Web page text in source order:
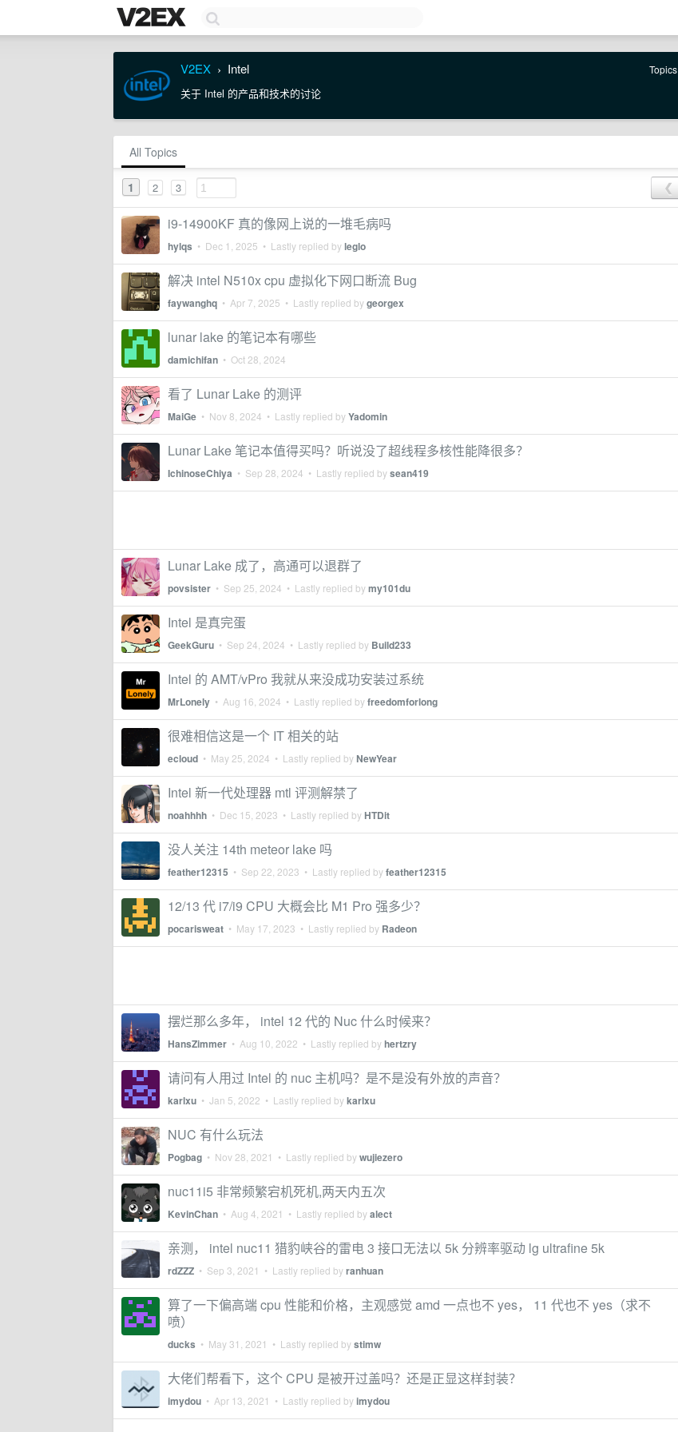
V2EX › Intel Topics
关于 Intel 的产品和技术的讨论
All Topics
1 2 3 ❮
i9-14900KF 真的像网上说的一堆毛病吗
hylqs • Dec 1, 2025 • Lastly replied byleglo
解决 intel N510x cpu 虚拟化下网口断流 Bug
faywanghq • Apr 7, 2025 • Lastly replied bygeorgex
lunar lake 的笔记本有哪些
damichifan • Oct 28, 2024
看了 Lunar Lake 的测评
MaiGe • Nov 8, 2024 • Lastly replied byYadomin
Lunar Lake 笔记本值得买吗？听说没了超线程多核性能降很多？
IchinoseChiya • Sep 28, 2024 • Lastly replied bysean419
Lunar Lake 成了，高通可以退群了
povsister • Sep 25, 2024 • Lastly replied bymy101du
Intel 是真完蛋
GeekGuru • Sep 24, 2024 • Lastly replied by Build233
Intel 的 AMT/vPro 我就从来没成功安装过系统
MrLonely • Aug 16, 2024 • Lastly replied byfreedomforlong
很难相信这是一个 IT 相关的站
ecloud • May 25, 2024 • Lastly replied byNewYear
Intel 新一代处理器 mtl 评测解禁了
noahhhh • Dec 15, 2023 • Lastly replied byHTDit
没人关注 14th meteor lake 吗
feather12315 • Sep 22, 2023 • Lastly replied byfeather12315
12/13 代 i7/i9 CPU 大概会比 M1 Pro 强多少？
pocarisweat • May 17, 2023 • Lastly replied by Radeon
摆烂那么多年， intel 12 代的 Nuc 什么时候来？
HansZimmer • Aug 10, 2022 • Lastly replied byhertzry
请问有人用过 Intel 的 nuc 主机吗？是不是没有外放的声音？
karlxu • Jan 5, 2022 • Lastly replied bykarlxu
NUC 有什么玩法
Pogbag • Nov 28, 2021 • Lastly replied bywujiezero
nuc11i5 非常频繁宕机死机,两天内五次
KevinChan • Aug 4, 2021 • Lastly replied byalect
亲测， intel nuc11 猎豹峡谷的雷电 3 接口无法以 5k 分辨率驱动 lg ultrafine 5k
rdZZZ • Sep 3, 2021 • Lastly replied byranhuan
算了一下偏高端 cpu 性能和价格，主观感觉 amd 一点也不 yes， 11 代也不 yes（求不
喷）
ducks • May 31, 2021 • Lastly replied bystimw
大佬们帮看下，这个 CPU 是被开过盖吗？还是正显这样封装？
imydou • Apr 13, 2021 • Lastly replied byimydou